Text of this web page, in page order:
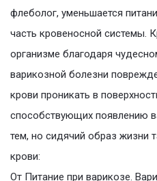
флеболог, уменьшается
часть кровеносной системы.
организме благодаря
варикозной болезни
крови проникать в
способствующих появлению
тем, но сидячий образ жизни
крови:
От Питание при варикозе.